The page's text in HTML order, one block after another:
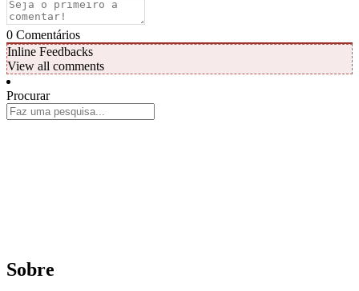
0 Comentários
Inline Feedbacks
View all comments
Procurar
Sobre